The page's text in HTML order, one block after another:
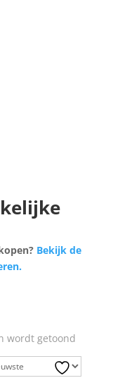
Bekijk de
wordt getoond
op